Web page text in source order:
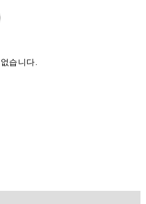
습니다.